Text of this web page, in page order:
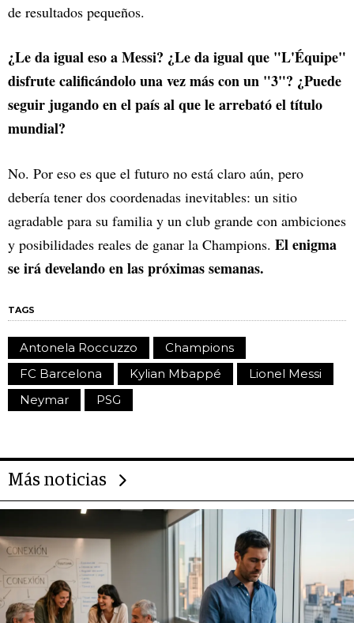
de resultados pequeños.
¿Le da igual eso a Messi? ¿Le da igual que "L'Équipe"
disfrute calificándolo una vez más con un "3"? ¿Puede
seguir jugando en el país al que le arrebató el título
mundial?
No. Por eso es que el futuro no está claro aún, pero
debería tener dos coordenadas inevitables: un sitio
agradable para su familia y un club grande con ambiciones
y posibilidades reales de ganar la Champions. El enigma
se irá develando en las próximas semanas.
TAGS
Antonela Roccuzzo
Champions
FC Barcelona
Kylian Mbappé
Lionel Messi
Neymar
PSG
Más noticias